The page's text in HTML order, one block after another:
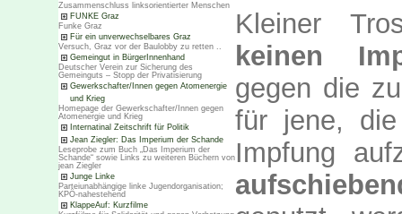
Zusammenschluss linksorientierter Menschen
FUNKE Graz
Funke Graz
Für ein unverwechselbares Graz
Versuch, Graz vor der Baulobby zu retten ..
Gemeingut in BürgerInnenhand
Deutscher Verein zur Sicherung des
Gemeinguts – Stopp der Privatisierung
Gewerkschafter/Innen gegen Atomenergie
und Krieg
Homepage der Gewerkschafter/Innen gegen
Atomenergie und Krieg
Internatinal Zeitschrift für Politik
Jean Ziegler: Das Imperium der Schande
Leseprobe zum Buch „Das Imperium der
Schande“ sowie Links zu weiteren Büchern von
jean Ziegler
Junge Linke
Parteiunabhängige linke Jugendorganisation;
KPÖ-nahestehend
KlappeAuf: Kurzfilme
Kleiner
keinen
gegen die
für jene,
Impfung